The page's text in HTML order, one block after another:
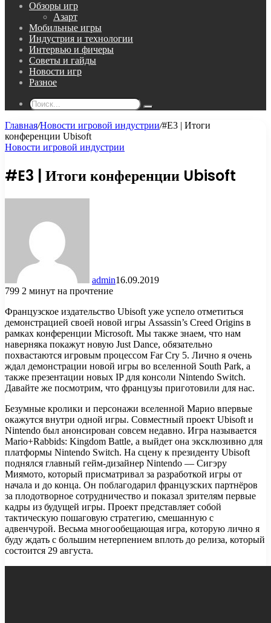
Обзоры игр
Азарт
Мобильные игры
Индустрия и технологии
Интервью и фичеры
Советы и гайды
Новости игр
Разное
Поиск...
Главная/Новости игровой индустрии/#E3 | Итоги
конференции Ubisoft
Новости игровой индустрии
#E3 | Итоги конференции Ubisoft
admin16.09.2019
799 2 минут на прочтение
Французское издательство Ubisoft уже успело отметиться
демонстрацией своей новой игры Assassin’s Creed Origins в
рамках конференции Microsoft. Мы также знаем, что нам
наверняка покажут новую Just Dance, обязательно
похвастаются игровым процессом Far Cry 5. Лично я очень
ждал демонстрации новой игры во вселенной South Park, а
также презентации новых IP для консоли Nintendo Switch.
Давайте же посмотрим, что французы приготовили для нас.
Безумные кролики и персонажи вселенной Марио впервые
окажутся внутри одной игры. Совместный проект Ubisoft и
Nintendo был анонсирован совсем недавно. Игра называется
Mario+Rabbids: Kingdom Battle, а выйдет она эксклюзивно для
платформы Nintendo Switch. На сцену к президенту Ubisoft
поднялся главный гейм-дизайнер Nintendo — Сигэру
Миямото, который присматривал за разработкой игры от
начала и до конца. Он поблагодарил французских партнёров
за плодотворное сотрудничество и показал зрителям первые
кадры из будущей игры. Проект представляет собой
тактическую пошаговую стратегию, смешанную с
адвенчурой. Весьма многообещающая игра, которую лично я
буду ждать с большим нетерпением вплоть до релиза, который
состоится 29 августа.